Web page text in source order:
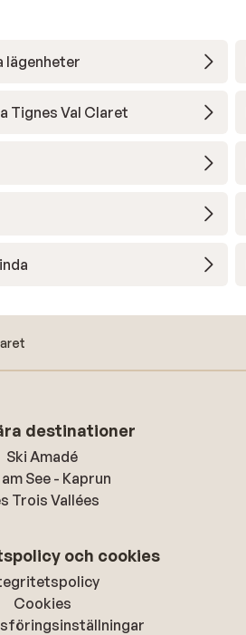
lägenheter
Tignes Val Claret
destinationer
Ski Amadé
See - Kaprun
Trois Vallées
och cookies
Cookies